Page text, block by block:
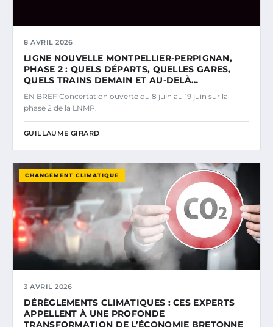
8 AVRIL 2026
LIGNE NOUVELLE MONTPELLIER-PERPIGNAN,
PHASE 2 : QUELS DÉPARTS, QUELLES GARES,
QUELS TRAINS DEMAIN ET AU-DELÀ…
EN BREF Concertation ouverte du 8 juin au 19 juin sur la
phase 2 de la LNMP.
GUILLAUME GIRARD
CHANGEMENT CLIMATIQUE
3 AVRIL 2026
DÉRÈGLEMENTS CLIMATIQUES : CES EXPERTS
APPELLENT À UNE PROFONDE
TRANSFORMATION DE L’ÉCONOMIE BRETONNE